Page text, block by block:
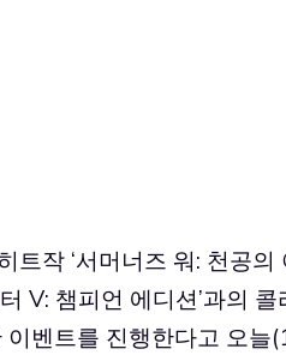
트작 ‘서머너즈 워: 천공의
V: 챔피언 에디션’과의
이벤트를 진행한다고 오늘